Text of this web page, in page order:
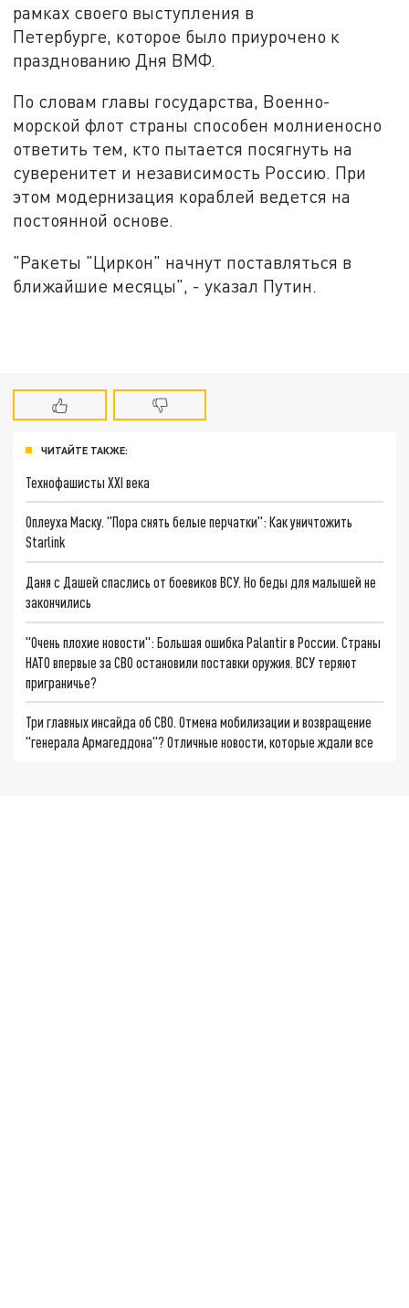
рамках своего выступления в
Петербурге, которое было приурочено к
празднованию Дня ВМФ.
По словам главы государства, Военно-
морской флот страны способен молниеносно
ответить тем, кто пытается посягнуть на
суверенитет и независимость Россию. При
этом модернизация кораблей ведется на
постоянной основе.
"Ракеты "Циркон" начнут поставляться в
ближайшие месяцы", - указал Путин.
ЧИТАЙТЕ ТАКЖЕ:
Технофашисты XXI века
Оплеуха Маску. "Пора снять белые перчатки": Как уничтожить
Starlink
Даня с Дашей спаслись от боевиков ВСУ. Но беды для малышей не
закончились
"Очень плохие новости": Большая ошибка Palantir в России. Страны
НАТО впервые за СВО остановили поставки оружия. ВСУ теряют
приграничье?
Три главных инсайда об СВО. Отмена мобилизации и возвращение
"генерала Армагеддона"? Отличные новости, которые ждали все